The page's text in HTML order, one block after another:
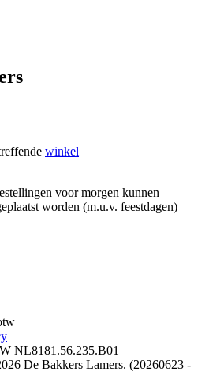
winkel
voor morgen kunnen
worden (m.u.v. feestdagen)
NL8181.56.235.B01
De Bakkers Lamers. (20260623 -